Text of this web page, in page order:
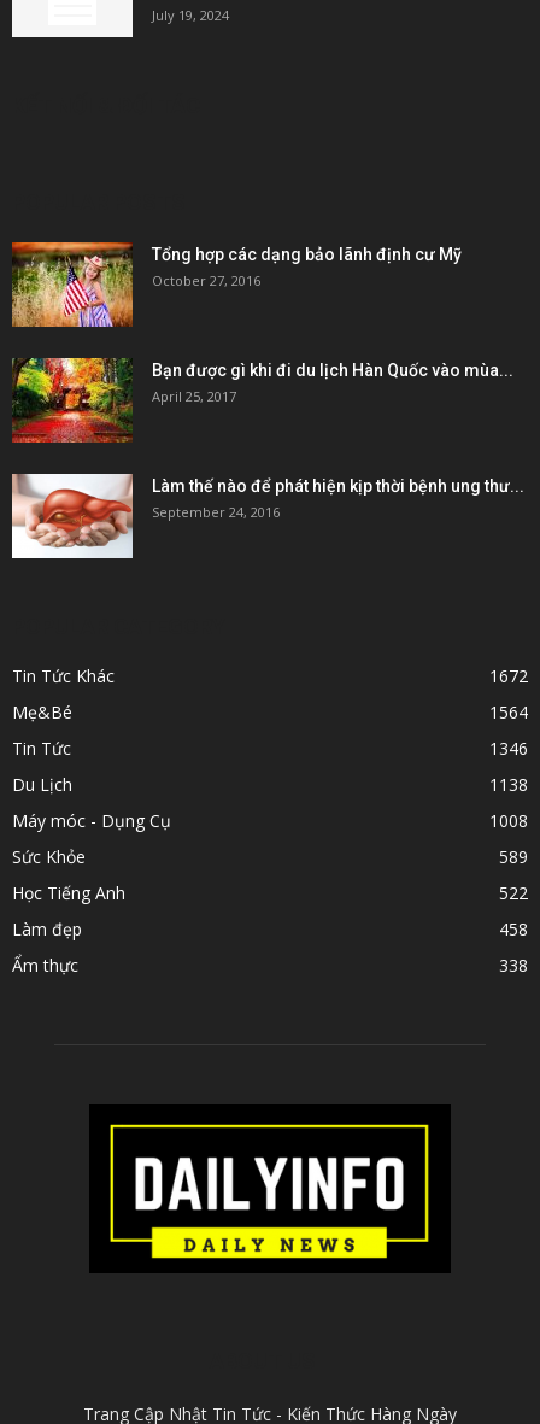
July 19, 2024
Tổng hợp các dạng bảo lãnh định cư Mỹ
October 27, 2016
Bạn được gì khi đi du lịch Hàn Quốc vào mùa...
April 25, 2017
Làm thế nào để phát hiện kịp thời bệnh ung thư...
September 24, 2016
Tin Tức Khác
1672
Mẹ&Bé
1564
Tin Tức
1346
Du Lịch
1138
Máy móc - Dụng Cụ
1008
Sức Khỏe
589
Học Tiếng Anh
522
Làm đẹp
458
Ẩm thực
338
Trang Cập Nhật Tin Tức - Kiến Thức Hàng Ngày